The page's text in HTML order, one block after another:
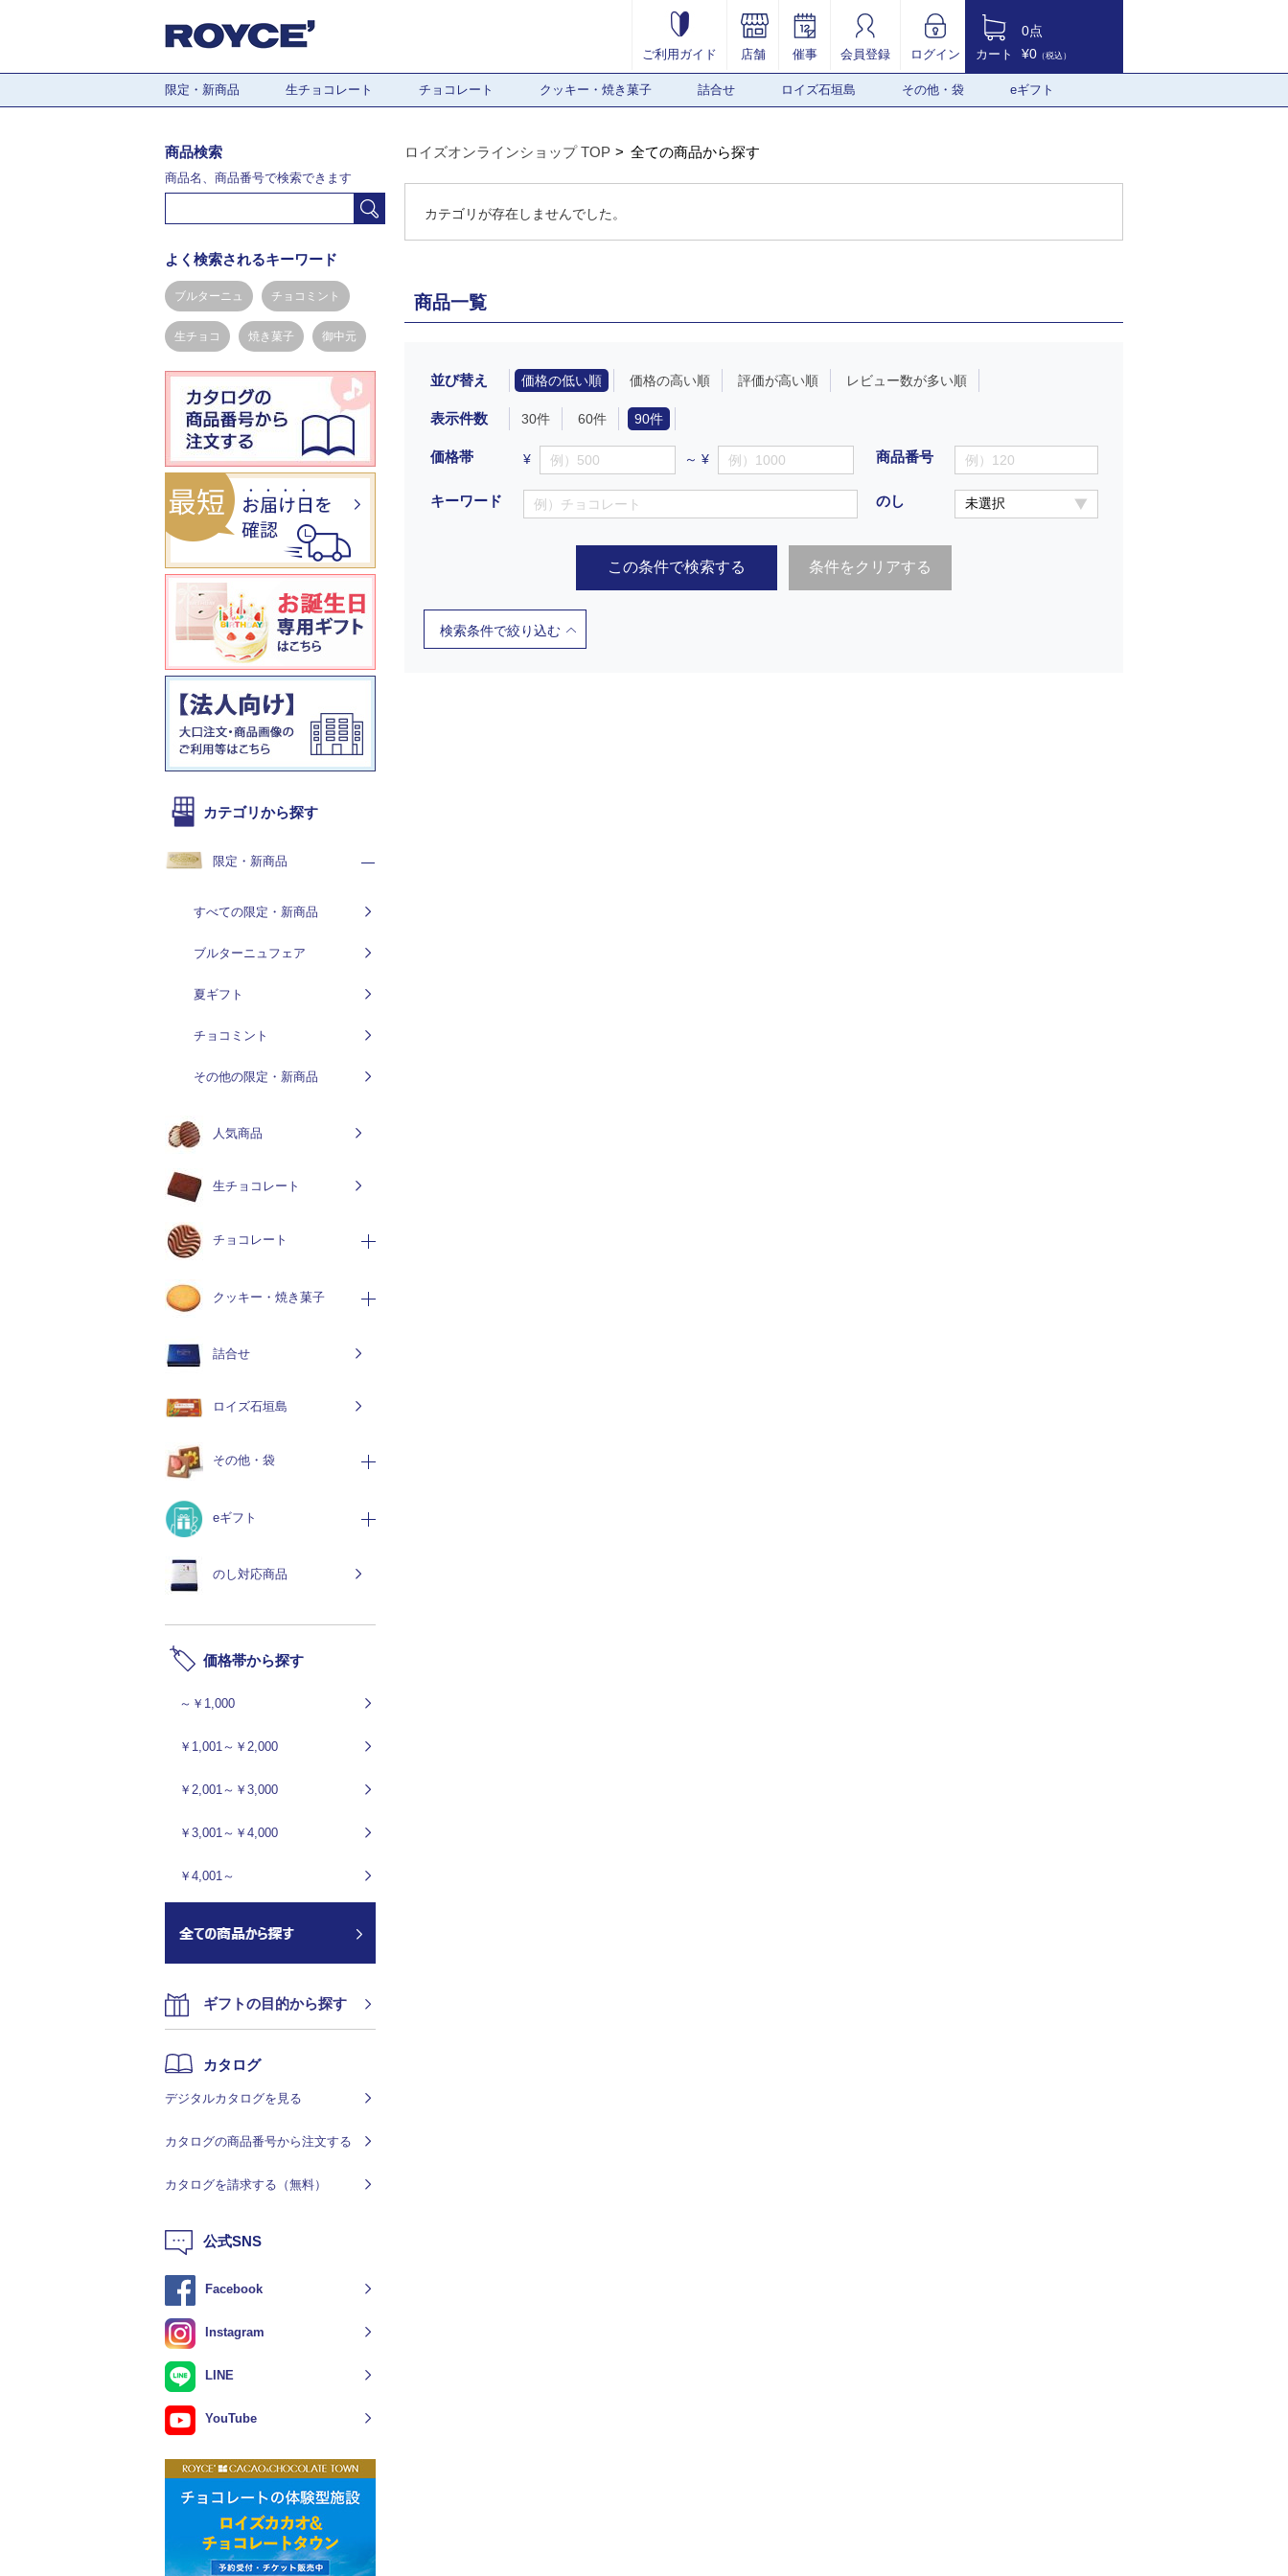
ご利用ガイド 店舗 催事 会員登録 ログイン カート
0点
¥0 （税込）
限定・新商品 生チョコレート チョコレート クッキー・焼き菓子 詰合せ ロイズ石垣島 その他・袋 eギフト
ロイズオンラインショップ TOP 全ての商品から探す
カテゴリが存在しませんでした。
商品一覧
並び替え 価格の低い順 価格の高い順 評価が高い順 レビュー数が多い順
表示件数 30件 60件 90件
価格帯 ¥ ～ ¥
キーワード
商品番号
のし
この条件で検索する 条件をクリアする
検索条件で絞り込む
商品検索
商品名、商品番号で検索できます
よく検索されるキーワード
ブルターニュ チョコミント
生チョコ 焼き菓子 御中元
カテゴリから探す
限定・新商品
すべての限定・新商品
ブルターニュフェア
夏ギフト
チョコミント
その他の限定・新商品
人気商品
生チョコレート
チョコレート
クッキー・焼き菓子
詰合せ
ロイズ石垣島
その他・袋
eギフト
のし対応商品
価格帯から探す
～￥1,000
￥1,001～￥2,000
￥2,001～￥3,000
￥3,001～￥4,000
￥4,001～
ギフトの目的から探す
カタログ
デジタルカタログを見る
カタログの商品番号から注文する
カタログを請求する（無料）
公式SNS
Facebook
Instagram
LINE
YouTube